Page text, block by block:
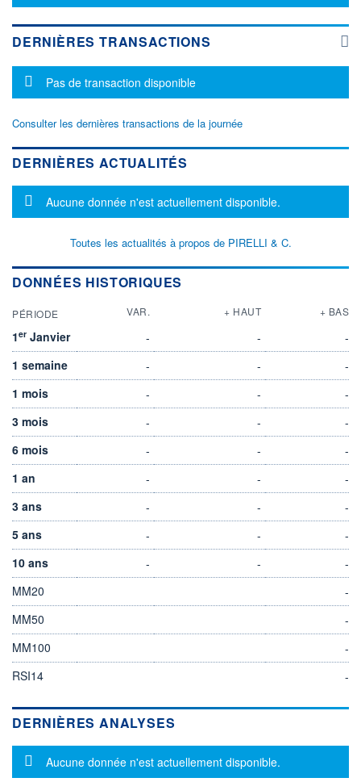
DERNIÈRES TRANSACTIONS
Message d'information
Pas de transaction disponible
Consulter les dernières transactions de la journée
DERNIÈRES ACTUALITÉS
Message d'information
Aucune donnée n'est actuellement disponible.
Toutes les actualités à propos de PIRELLI & C.
DONNÉES HISTORIQUES
PÉRIODE VAR. + HAUT + BAS
1er Janvier - -
-
1 semaine
- -
-
1 mois
- -
-
3 mois
- -
-
6 mois
- -
-
1 an
- -
-
3 ans
- -
-
5 ans
- -
-
10 ans
- -
-
MM20
-
MM50
-
MM100
-
RSI14
-
DERNIÈRES ANALYSES
Message d'information
Aucune donnée n'est actuellement disponible.